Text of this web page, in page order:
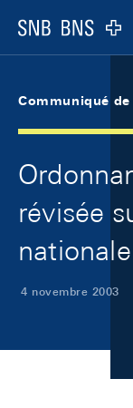
Logo
Communiqué de
révisée
4 novembre 2003